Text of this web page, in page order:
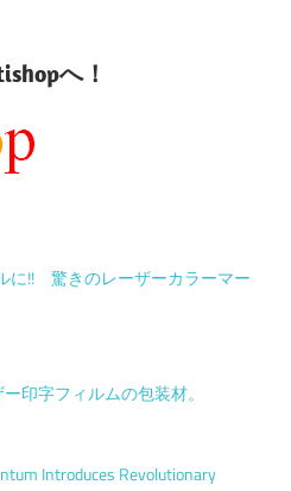
へ！
に!! 驚きのレーザーカラーマー
印字フィルムの包装材。
Introduces Revolutionary